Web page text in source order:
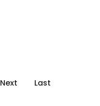
Next Last